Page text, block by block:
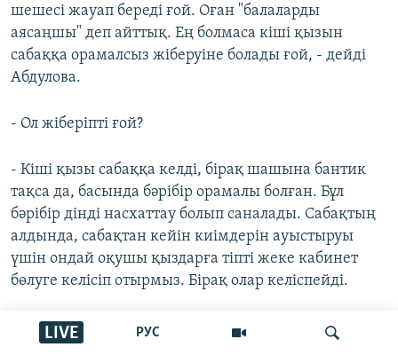
РУС
LIVE
шешесі жауап береді ғой. Оған "балаларды
аясаңшы" деп айттық. Ең болмаса кіші қызын
сабаққа орамалсыз жіберуіне болады ғой, - дейді
Абдулова.
- Ол жіберіпті ғой?
- Кіші қызы сабаққа келді, бірақ шашына бантик
тақса да, басында бәрібір орамалы болған. Бұл
бәрібір дінді насхаттау болып саналады. Сабақтың
алдында, сабақтан кейін киімдерін ауыстыруы
үшін ондай оқушы қыздарға тіпті жеке кабинет
бөлуге келісіп отырмыз. Бірақ олар келіспейді.
- Оларды үйден оқытуға болмай ма?